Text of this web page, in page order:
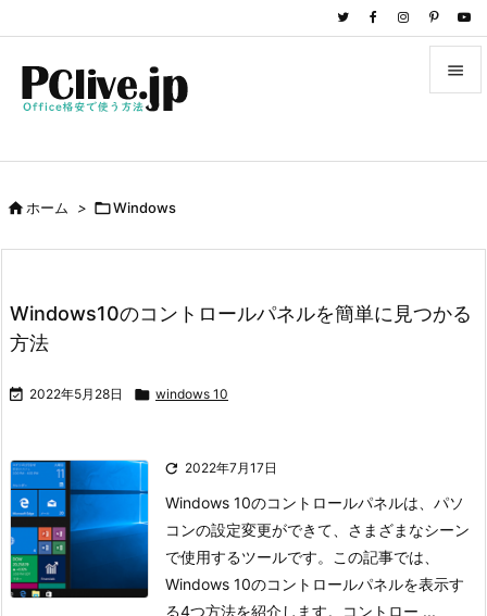

前へ
次へ
ホーム > Windows
Windows10のコントロールパネルを簡単に見つかる
方法
 2022年5月28日  windows 10
 2022年7月17日
Windows 10のコントロールパネルは、パソ
コンの設定変更ができて、さまざまなシーン
で使用するツールです。
この記事では、
Windows 10のコントロールパネルを表示す
る4つ方法を紹介します。
コントロー ...